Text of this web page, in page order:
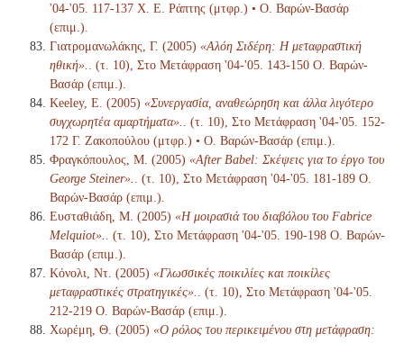
'04-'05. 117-137 Χ. Ε. Ράπτης (μτφρ.) • Ο. Βαρών-Βασάρ
(επιμ.).
Γιατρομανωλάκης, Γ. (2005) «Αλόη Σιδέρη: Η μεταφραστική
ηθική».
. (τ. 10), Στο Μετάφραση '04-'05. 143-150 Ο. Βαρών-
Βασάρ (επιμ.).
Keeley, E. (2005) «Συνεργασία, αναθεώρηση και άλλα λιγότερο
συγχωρητέα αμαρτήματα».
. (τ. 10), Στο Μετάφραση '04-'05. 152-
172 Γ. Ζακοπούλου (μτφρ.) • Ο. Βαρών-Βασάρ (επιμ.).
Φραγκόπουλος, Μ. (2005) «After Babel: Σκέψεις για το έργο του
George Steiner».
. (τ. 10), Στο Μετάφραση '04-'05. 181-189 Ο.
Βαρών-Βασάρ (επιμ.).
Ευσταθιάδη, Μ. (2005) «Η μοιρασιά του διαβόλου του Fabrice
Melquiot».
. (τ. 10), Στο Μετάφραση '04-'05. 190-198 Ο. Βαρών-
Βασάρ (επιμ.).
Κόνολι, Ντ. (2005) «Γλωσσικές ποικιλίες και ποικίλες
μεταφραστικές στρατηγικές».
. (τ. 10), Στο Μετάφραση '04-'05.
212-219 Ο. Βαρών-Βασάρ (επιμ.).
Χωρέμη, Θ. (2005) «Ο ρόλος του περικειμένου στη μετάφραση: